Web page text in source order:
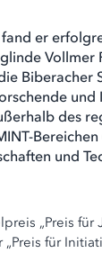
er
Vollmer
Biberacher
und
des
und
„Preis für
für